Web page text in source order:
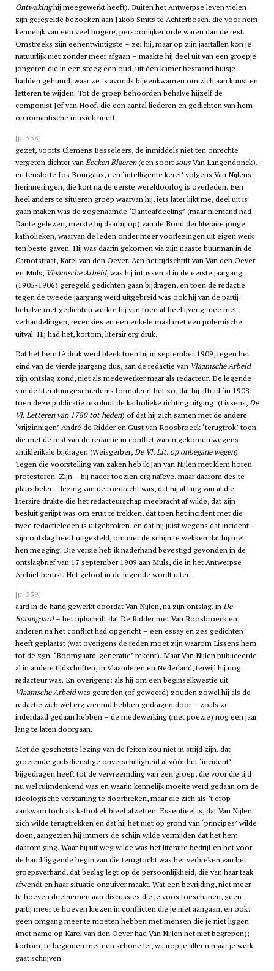
Ontwakinghij meegewerkt heeft). Buiten het Antwerpse leven vielen
zijn geregelde bezoeken aan Jakob Smits te Achterbosch, die voor hem
kennelijk van een veel hogere, persoonlijker orde waren dan de rest.
Omstreeks zijn eenentwintigste – zei hij, maar op zijn jaartallen kon je
natuurlijk niet zonder meer afgaan – maakte hij deel uit van een groepje
jongeren die in een steeg een oud, uit één kamer bestaand huisje
hadden gehuurd, waar ze ’s avonds bijeenkwamen om zich aan kunst en
letteren te wijden. Tot de groep behoorden behalve hijzelf de
componist Jef van Hoof, die een aantal liederen en gedichten van hem
op romantische muziek heeft
[p. 558]
gezet, voorts Clemens Besseleers, de inmiddels niet ten onrechte
vergeten dichter vanEecken Blaeren(een soortsous-Van Langendonck),
en tenslotte Jos Bourgaux, een ‘intelligente kerel’ volgens Van Nijlens
herinneringen, die kort na de eerste wereldoorlog is overleden. Een
heel anders te situeren groep waarvan hij, iets later lijkt me, deel uit is
gaan maken was de zogenaamde ‘Danteafdeeling’ (maar niemand had
Dante gelezen, merkte hij daarbij op) van de Bond der literaire jonge
katholieken, waarvan de leden onder meer voorlezingen uit eigen werk
ten beste gaven. Hij was daarin gekomen via zijn naaste buurman in de
Carnotstraat, Karel van den Oever. Aan het tijdschrift van Van den Oever
en Muls, Vlaamsche Arbeid, was hij intussen al in de eerste jaargang
(1905-1906) geregeld gedichten gaan bijdragen, en toen de redactie
tegen de tweede jaargang werd uitgebreid was ook hij van de partij;
behalve met gedichten werkte hij van toen af heel ijverig mee met
verhandelingen, recensies en een enkele maal met een polemische
uitval. Hij had het, kortom, literair erg druk.
Dat het hem tè druk werd bleek toen hij in september 1909, tegen het
eind van de vierde jaargang dus, aan de redactie van Vlaamsche Arbeid
zijn ontslag zond, niet als medewerker maar als redacteur. De legende
van de literatuurgeschiedenis formuleert het zo, dat hij aftrad ‘in 1908,
toen deze publicatie resoluut de katholieke richting uitging’ (Lissens,De
Vl. Letteren van 1780 tot heden) of dat hij zich samen met de andere
‘vrijzinnigen’ André de Ridder en Gust van Roosbroeck ‘terugtrok’ toen
die met de rest van de redactie in conflict waren gekomen wegens
antiklerikale bijdragen (Weisgerber,De Vl. Lit. op onbegane wegen).
Tegen die voorstelling van zaken heb ik Jan van Nijlen met klem horen
protesteren. Zijn – bij nader toezien erg naïeve, maar daarom des te
plausibeler – lezing van de toedracht was, dat hij al lang van al die
literaire drukte die het redacteurschap meebracht af wilde, dat zijn
besluit gerijpt was om eruit te trekken, dat toen het incident met die
twee redactieleden is uitgebroken, en dat hij juist wegens dat incident
zijn ontslag heeft uitgesteld, om niet de schijn te wekken dat hij met
hen meeging. Die versie heb ik naderhand bevestigd gevonden in de
ontslagbrief van 17 september 1909 aan Muls, die in het Antwerpse
Archief berust. Het geloof in de legende wordt uiter-
[p. 559]
aard in de hand gewerkt doordat Van Nijlen, na zijn ontslag, inDe
Boomgaard– het tijdschrift dat De Ridder met Van Roosbroeck en
anderen na het conflict had opgericht – een essay en zes gedichten
heeft geplaatst (wat overigens de reden moet zijn waarom Lissens hem
tot de zgn. ‘Boomgaard-generatie’ rekent). Maar Van Nijlen publiceerde
al in andere tijdschriften, in Vlaanderen en Nederland, terwijl hij nog
redacteur was. En overigens: als hij om een beginselkwestie uit
Vlaamsche Arbeidwas getreden (of geweerd) zouden zowel hij als de
redactie zich wel erg vreemd hebben gedragen door – zoals ze
inderdaad gedaan hebben – de medewerking (met poëzie) nog een jaar
lang te laten doorgaan.
Met de geschetste lezing van de feiten zou niet in strijd zijn, dat
groeiende godsdienstige onverschilligheid al vóór het ‘incident’
bijgedragen heeft tot de vervreemding van een groep, die voor die tijd
nu wel ruimdenkend was en waarin kennelijk moeite werd gedaan om de
ideologische verstarring te doorbreken, maar die zich als ’t erop
aankwam toch als katholiek bleef afzetten. Essentieel is, dat Van Nijlen
zich wilde terugtrekken en dat hij het niet op grond van ‘principes’ wilde
doen, aangezien hij immers de schijn wilde vermijden dat het hem
daarom ging. Waar hij uit weg wilde was het literaire bedrijf en het voor
de hand liggende begin van die terugtocht was het verbreken van het
groepsverband, dat beslag legt op de persoonlijkheid, die van haar taak
afwendt en haar situatie onzuiver maakt. Wat een bevrijding, niet meer
te hoeven deelnemen aan discussies die je voos toeschijnen, geen
partij meer te hoeven kiezen in conflicten die je niet aangaan, en ook:
geen omgang meer te moeten hebben met mensen die je niet liggen
(met name op Karel van den Oever had Van Nijlen het niet begrepen);
kortom, te beginnen met een schone lei, waarop je alleen maar je werk
gaat schrijven.